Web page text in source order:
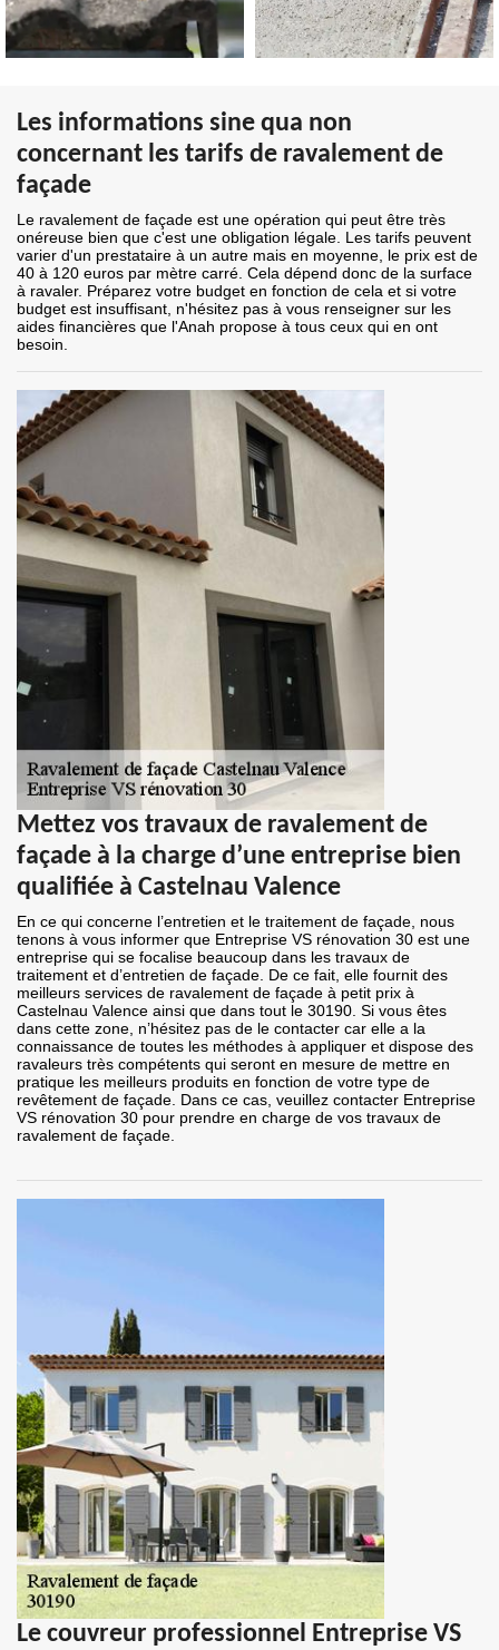
Les informations sine qua non
concernant les tarifs de ravalement de
façade
Le ravalement de façade est une opération qui peut être très
onéreuse bien que c'est une obligation légale. Les tarifs peuvent
varier d'un prestataire à un autre mais en moyenne, le prix est de
40 à 120 euros par mètre carré. Cela dépend donc de la surface
à ravaler. Préparez votre budget en fonction de cela et si votre
budget est insuffisant, n'hésitez pas à vous renseigner sur les
aides financières que l'Anah propose à tous ceux qui en ont
besoin.
Mettez vos travaux de ravalement de
façade à la charge d’une entreprise bien
qualifiée à Castelnau Valence
En ce qui concerne l’entretien et le traitement de façade, nous
tenons à vous informer que Entreprise VS rénovation 30 est une
entreprise qui se focalise beaucoup dans les travaux de
traitement et d’entretien de façade. De ce fait, elle fournit des
meilleurs services de ravalement de façade à petit prix à
Castelnau Valence ainsi que dans tout le 30190. Si vous êtes
dans cette zone, n’hésitez pas de le contacter car elle a la
connaissance de toutes les méthodes à appliquer et dispose des
ravaleurs très compétents qui seront en mesure de mettre en
pratique les meilleurs produits en fonction de votre type de
revêtement de façade. Dans ce cas, veuillez contacter Entreprise
VS rénovation 30 pour prendre en charge de vos travaux de
ravalement de façade.
Le couvreur professionnel Entreprise VS